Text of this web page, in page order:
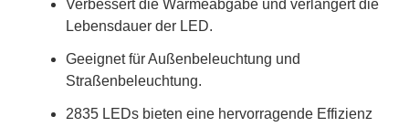
Verbessert die Wärmeabgabe und verlängert die
Lebensdauer der LED.
Geeignet für Außenbeleuchtung und
Straßenbeleuchtung.
2835 LEDs bieten eine hervorragende Effizienz